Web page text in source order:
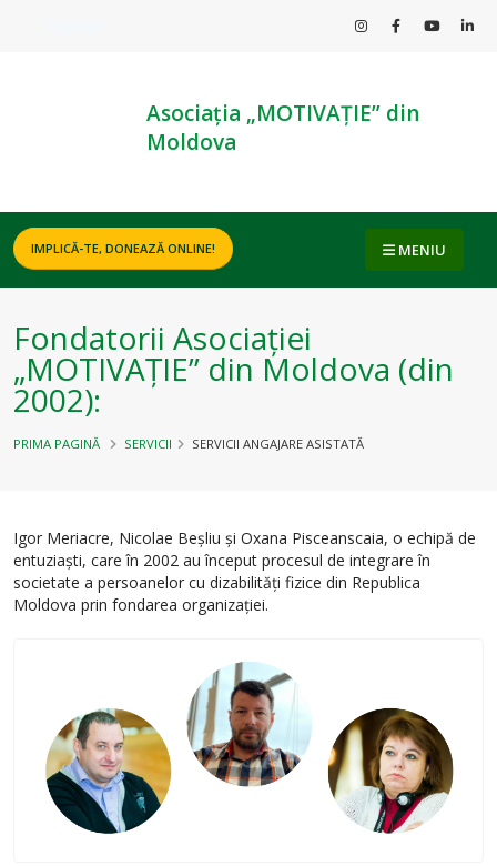
Asociația „MOTIVAȚIE” din
Moldova
IMPLICĂ-TE, DONEAZĂ ONLINE! MENIU
Fondatorii Asociației
„MOTIVAȚIE” din Moldova (din
2002):
PRIMA PAGINĂ SERVICII SERVICII ANGAJARE ASISTATĂ
Igor Meriacre, Nicolae Beșliu și Oxana Pisceanscaia, o echipă de
entuziaști, care în 2002 au început procesul de integrare în
societate a persoanelor cu dizabilități fizice din Republica
Moldova prin fondarea organizației.